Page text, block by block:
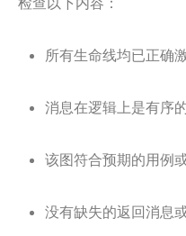
所有生命线均已正确激
消息在逻辑上是有序的
该图符合预期的用例或
没有缺失的返回消息